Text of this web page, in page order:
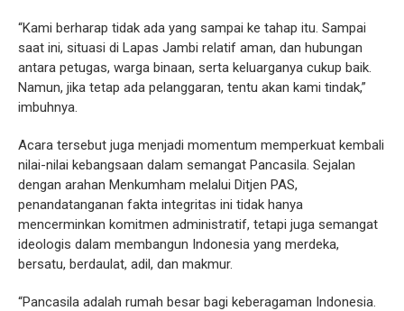
“Kami berharap tidak ada yang sampai ke tahap itu. Sampai
saat ini, situasi di Lapas Jambi relatif aman, dan hubungan
antara petugas, warga binaan, serta keluarganya cukup baik.
Namun, jika tetap ada pelanggaran, tentu akan kami tindak,”
imbuhnya.
Acara tersebut juga menjadi momentum memperkuat kembali
nilai-nilai kebangsaan dalam semangat Pancasila. Sejalan
dengan arahan Menkumham melalui Ditjen PAS,
penandatanganan fakta integritas ini tidak hanya
mencerminkan komitmen administratif, tetapi juga semangat
ideologis dalam membangun Indonesia yang merdeka,
bersatu, berdaulat, adil, dan makmur.
“Pancasila adalah rumah besar bagi keberagaman Indonesia.